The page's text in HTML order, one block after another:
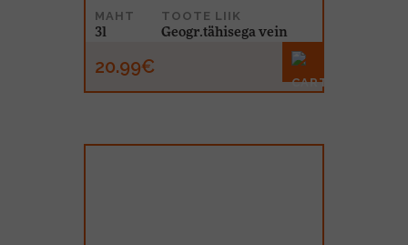
MAHT
3l
TOOTE LIIK
Geogr.tähisega vein
20.99€